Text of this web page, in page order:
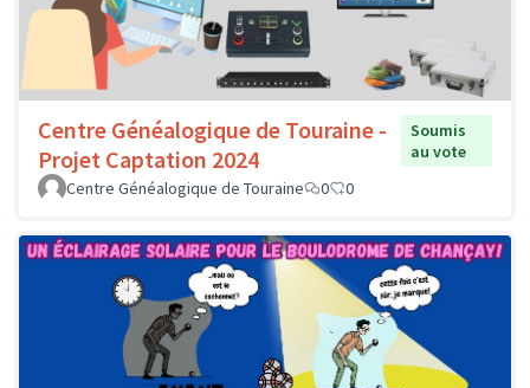
Centre Généalogique de Touraine -
Projet Captation 2024
Soumis
au vote
Centre Généalogique de Touraine
0 0